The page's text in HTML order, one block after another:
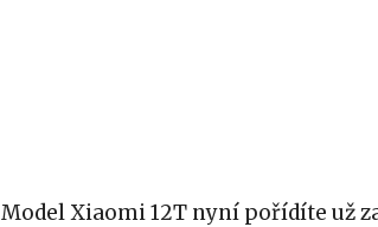
Model Xiaomi 12T nyní pořídíte už